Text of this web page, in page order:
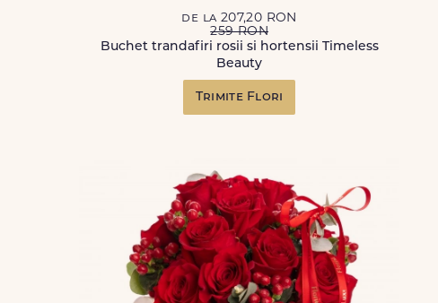
de la 207,20 RON
259 RON
Buchet trandafiri rosii si hortensii Timeless
Beauty
Trimite Flori